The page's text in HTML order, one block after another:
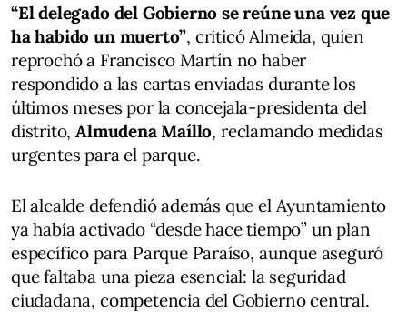
“El delegado del Gobierno se reúne una vez que
ha habido un muerto”, criticó Almeida, quien
reprochó a Francisco Martín no haber
respondido a las cartas enviadas durante los
últimos meses por la concejala-presidenta del
distrito,Almudena Maíllo, reclamando medidas
urgentes para el parque.
El alcalde defendió además que el Ayuntamiento
ya había activado “desde hace tiempo” un plan
específico para Parque Paraíso, aunque aseguró
que faltaba una pieza esencial: la seguridad
ciudadana, competencia del Gobierno central.